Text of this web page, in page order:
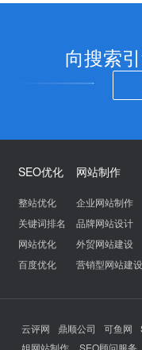
向搜索
SEO优化
整站优化
关键词排名
网站优化
百度优化
网站制作
企业网站制作
品牌网站设计
外贸网站建设
营销型网站建设
云评网 鼎顺公司 可鱼网
姐网站制作
SEO顾问服务